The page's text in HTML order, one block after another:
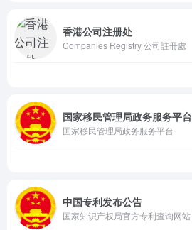
香港公司注册处
Companies Registry 公司註冊處
国家移民管理局政务服务平台
国家移民管理局政务服务平台
中国专利发布公告
国家知识产权局官方专利查询网站